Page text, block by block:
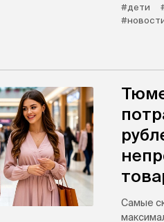
#дети
Самые